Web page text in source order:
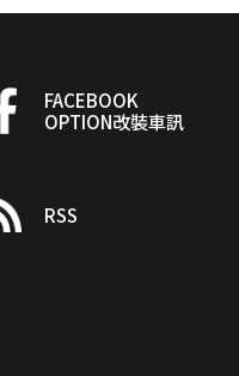
FACEBOOK
OPTION改裝車訊
RSS